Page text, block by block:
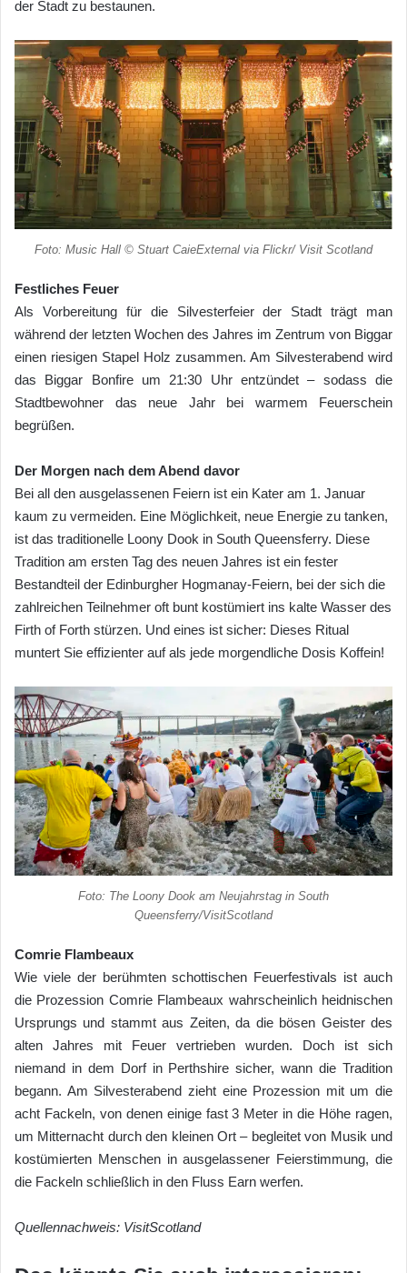
der Stadt zu bestaunen.
Foto: Music Hall © Stuart CaieExternal via Flickr/ Visit Scotland
Festliches Feuer
Als Vorbereitung für die Silvesterfeier der Stadt trägt man
während der letzten Wochen des Jahres im Zentrum von Biggar
einen riesigen Stapel Holz zusammen. Am Silvesterabend wird
das Biggar Bonfire um 21:30 Uhr entzündet – sodass die
Stadtbewohner das neue Jahr bei warmem Feuerschein
begrüßen.
Der Morgen nach dem Abend davor
Bei all den ausgelassenen Feiern ist ein Kater am 1. Januar
kaum zu vermeiden. Eine Möglichkeit, neue Energie zu tanken,
ist das traditionelle Loony Dook in South Queensferry. Diese
Tradition am ersten Tag des neuen Jahres ist ein fester
Bestandteil der Edinburgher Hogmanay-Feiern, bei der sich die
zahlreichen Teilnehmer oft bunt kostümiert ins kalte Wasser des
Firth of Forth stürzen. Und eines ist sicher: Dieses Ritual
muntert Sie effizienter auf als jede morgendliche Dosis Koffein!
Foto: The Loony Dook am Neujahrstag in South
Queensferry/VisitScotland
Comrie Flambeaux
Wie viele der berühmten schottischen Feuerfestivals ist auch
die Prozession Comrie Flambeaux wahrscheinlich heidnischen
Ursprungs und stammt aus Zeiten, da die bösen Geister des
alten Jahres mit Feuer vertrieben wurden. Doch ist sich
niemand in dem Dorf in Perthshire sicher, wann die Tradition
begann. Am Silvesterabend zieht eine Prozession mit um die
acht Fackeln, von denen einige fast 3 Meter in die Höhe ragen,
um Mitternacht durch den kleinen Ort – begleitet von Musik und
kostümierten Menschen in ausgelassener Feierstimmung, die
die Fackeln schließlich in den Fluss Earn werfen.
Quellennachweis: VisitScotland